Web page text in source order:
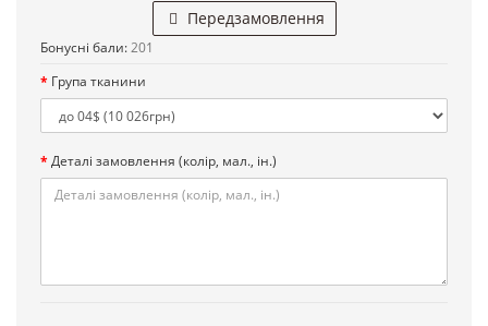
Передзамовлення
Бонусні бали: 201
Група тканини
Деталі замовлення (колір, мал., ін.)